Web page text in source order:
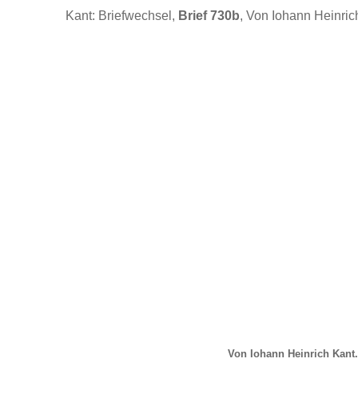
Kant: Briefwechsel, Brief 730b, Von Iohann
Von Iohann Heinrich Kant.